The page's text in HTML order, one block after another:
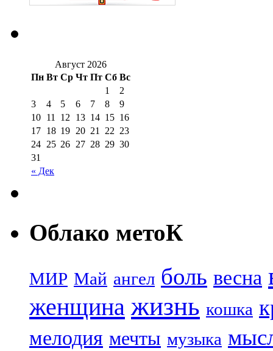
Август 2026
Пн Вт Ср Чт Пт Сб Вс
« Дек
1
2
3
4 5 6 7 8
9
10 11 12 13 14 15 16
17 18 19 20 21 22 23
24 25 26 27 28 29 30
31
Облако метоК
МИР Май ангел боль весна
женщина жизнь кошка
мелодия мечты музыка